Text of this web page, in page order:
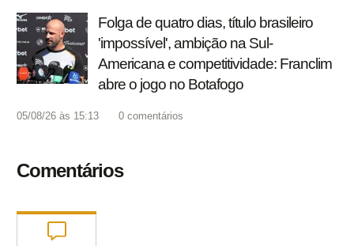
Folga de quatro dias, título brasileiro
'impossível', ambição na Sul-
Americana e competitividade: Franclim
abre o jogo no Botafogo
05/08/26 às 15:13 0 comentários
Comentários